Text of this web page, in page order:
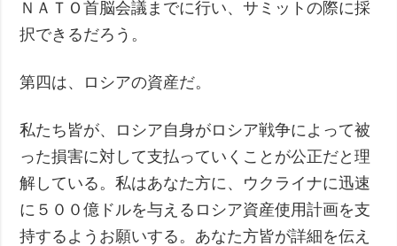
ＮＡＴＯ首脳会議までに行い、サミットの際に採
択できるだろう。
第四は、ロシアの資産だ。
私たち皆が、ロシア自身がロシア戦争によって被
った損害に対して支払っていくことが公正だと理
解している。私はあなた方に、ウクライナに迅速
に５００億ドルを与えるロシア資産使用計画を支
持するようお願いする。あなた方皆が詳細を伝え